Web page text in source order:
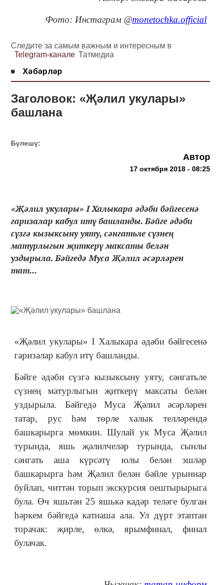
Фото: Инстаграм @monetochka.official
Следите за самым важным и интересным в
Telegram-канале Татмедиа
Хәбәрләр
Заголовок: «Җәлил укулары»
башлана
Бүлешү:
Автор
17 октября 2018 - 08:25
«Җәлил укулары» I Халыкара әдәби бәйгесенә
гаризалар кабул итү башланды. Бәйге әдәби
сүзгә кызыксыну уяту, сәнгатьле сүзнең
матурлыгын җиткерү максаты белән
уздырыла. Бәйгедә Муса Җәлил әсәрләрен
тат...
«Җәлил укулары» I Халыкара әдәби бәйгесенә
гаризалар кабул итү башланды.
Бәйге әдәби сүзгә кызыксыну уяту, сәнгатьле
сүзнең матурлыгын җиткерү максаты белән
уздырыла. Бәйгедә Муса Җәлил әсәрләрен
татар, рус һәм төрле халык телләрендә
башкарырга мөмкин. Шулай ук Муса Җәлил
турында, яшь җәлилчеләр турында, сынлы
сәнгать аша күрсәтү юлы белән эшләр
башкарырга һәм Җәлил белән бәйле урыннар
буйлап, читтән торып экскурсия оештырырыга
була.Өч яшьтән 25 яшькә кадәр теләге булган
һәркем бәйгедә катнаша ала. Ул дүрт этаптан
торачак: җирле, өлкә, ярымфинал, финал
булачак.